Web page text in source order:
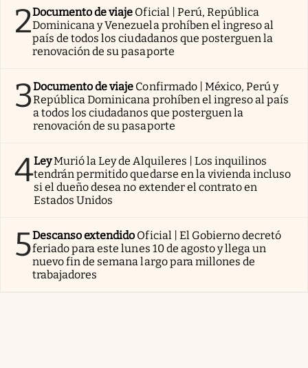
2Documento de viaje Oficial | Perú, República
Dominicana y Venezuela prohíben el ingreso al
país de todos los ciudadanos que posterguen la
renovación de su pasaporte
3Documento de viaje Confirmado | México, Perú y
República Dominicana prohíben el ingreso al país
a todos los ciudadanos que posterguen la
renovación de su pasaporte
4LeyMurió la Ley de Alquileres | Los inquilinos
tendrán permitido quedarse en la vivienda incluso
si el dueño desea no extender el contrato en
Estados Unidos
5Descanso extendido Oficial | El Gobierno decretó
feriado para este lunes 10 de agosto y llega un
nuevo fin de semana largo para millones de
trabajadores